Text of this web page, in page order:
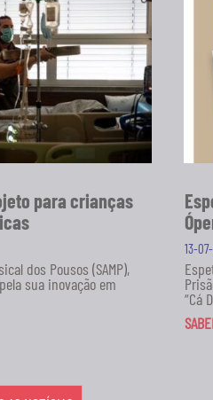
para crianças
dos Pousos (SAMP),
sua inovação em
13-
“Cá